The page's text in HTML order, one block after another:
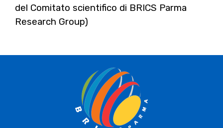
del Comitato scientifico di BRICS Parma
Research Group)